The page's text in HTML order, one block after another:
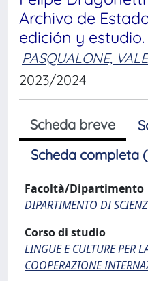
Archivo de
edición y estudio.
PASQUALONE,
2023/2024
Scheda breve
Scheda completa
Facoltà/Dipartimento
DIPARTIMENTO DI
Corso di studio
LINGUE E CULTURE PER
COOPERAZIONE